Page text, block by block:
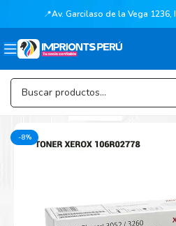
📍Av. Garcilaso de la Vega 1236,
-8%